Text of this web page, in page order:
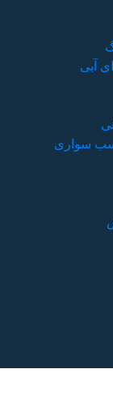
آبی
سواری